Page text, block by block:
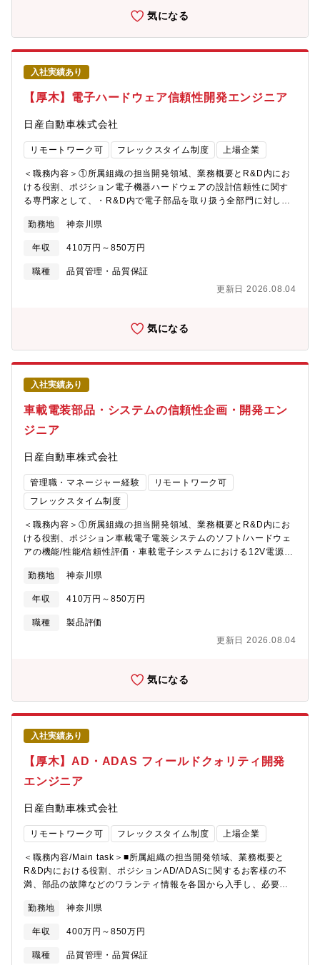
ソフトウェアの割合が年々増えています。車に搭載される全ての
電子システム技術を取りまとめ、車の品質や開発工程の質をより
良くすることをミッションとしています。②具体的な担当業務内
容と、自部署内外で期待される役割、ポジション・開発中の新車
プロジェクトをご担当頂き、当該車両の電子電装領域を開発初期
から量産開始まで品質玉成に向けたアクションを実行し、電子電
装開発全体をマネージメント、リードします。・新車プロジェク
トの節目ごとに各電子部品、システムの開発進捗や品質状況を可
視化し、車両開発のプロジェクトチームと連携し、新車開発にお
ける電子電装領域の開発状況の全体把握、進捗管理を行い、プロ
ジェクトを推進します。・PMOとして社内外の関係者(約
100~150名程度)と課題やタスクを洗い出し、解決に向けて関係者
とプロアクティブに関わり、課題の解決促進をリードします。
【アピールポイント（職務の魅力） 】各電子部品・システムの開
発チーム、車両のプロジェクトマネジメントチーム、生産部門や
り、お客様に求められる高品質な製品づくりを推進する活気ある
計や実験への異動も可能であり、幅広い分野でキャリアを築きた
い方だけでなく、技術者として専門性を深めたい方にとっても、
例：例）製造業向けプロジェクトでのプロジェクトマネジメント
気になる
入社実績あり
【厚木】電子ハードウェア信頼性開発エンジニア
日産自動車株式会社
リモートワーク可 フレックスタイム制度 上場企業
＜職務内容＞①所属組織の担当開発領域、業務概要とR&D内にお
ける役割、ポジション電子機器ハードウェアの設計信頼性に関す
る専門家として、・R&D内で電子部品を取り扱う全部門に対して
合可否判断を行う・次世代電子アーキテクチャへの先端技術導入
提案②具体的な担当業務内容と、自部署内外で期待される役割、
ポジション・電子信頼性に関する設計基準及びサプライヤ要求仕
様の策定・電子機器の電子回路及び実装構造審査・電子機器サプ
ション適合判定・先端電子技術のロードマップの策定と適用戦略
ど③職場環境・働き方（メンバー構成や職場の雰囲気、特徴）5人
～10人程度のチームで課長や課長代理の下、数名の同僚や部下と
チームを構成しています。個々人の単独プレーではなく、同じ目
標に向けて一体感をもって業務を遂行し、個人としても、チーム
としても向上出来る風土を目指しています。異なる文化や意見を
受け入れながら、積極的にコミュニケーションをとりながら業務
を遂行します。＜アピールポイント（職務の魅力）＞①職務を通
して得られる自己の成長、獲得できるスキル、やりがい電子要素
技術に関する専門性を軸にシステムから車両階層までの幅広い信
交流も多く、社外講演や特許出願の機会も得ることができます。
また、ご自身の技術力で具現化したハードウェアを搭載した最終
商品にも直接触れることができます。②将来的に目指せるキャリ
ア、ポジション・電子信頼性開発領域のエキスパート職長・電子
電装アーキテクチャ開発マネージャー・海外の日産開発拠点での
業務経験
勤務地 神奈川県
年収 410万円～850万円
職種
品質管理・品質保証
更新日 2026.08.04
気になる
入社実績あり
車載電装部品・システムの信頼性企画・開発エン
ジニア
日産自動車株式会社
管理職・マネージャー経験
リモートワーク可
フレックスタイム制度
＜職務内容＞①所属組織の担当開発領域、業務概要とR&D内にお
ける役割、ポジション車載電子電装システムのソフト/ハードウェ
アの機能/性能/信頼性評価・車載電子システムにおける12V電源シ
キテクチャ関連電子部品の開発及び評価手法・環境構築・メカト
ロシステムにおける関連電子部品開発 ・超音波や静電容量方式
を用いたセンシングシステムの性能開発実験・EV/e-Powerパワー
トレインにおけるEMC先行技術開発、及び車両適合実験②具体的
実車のみならず、模擬車両や台上ベンチ、バーチャル環境を活用
各コンポーネント達成レベルのアセスメント・実車事前品確・対
策推進③職場環境・働き方（メンバー構成や職場の雰囲気、特
徴）5人～10人程度のチームで課長や課長代理の下、数名の同僚や
部下とチームを構成しています。個々人の単独プレーではなく、
同じ目標に向けて一体感をもって業務を遂行し、個人としても、
チームとしても向上出来る風土を目指しています。異なる文化や
意見を受け入れながら、積極的にコミュニケーションをとりなが
ら業務を遂行します。＜アピールポイント（職務の魅力）＞①職
務を通して得られる自己の成長、獲得できるスキル、やりがい自
たどり、それらの電子システムを支える基盤技術である新たな通
信技術や協調制御、12V電源マネージメントに対するシステム/コ
ンポ設計および信頼性保証は更に重要性が高まっていく領域で
き、技術および製品としての取扱領域が広く、部品開発に終わら
ず、次世代の車両を支える電子技術およびシステムに関わること
ができる部署です。また、自己のスキル、経験を活かし、自ら主
体的に業務を進めて行くことができる仕事環境です。②将来的に
として開発するエンジニア車両電子システムの開発・品質を管理
での業務経験
勤務地 神奈川県
年収 410万円～850万円
職種
製品評価
更新日 2026.08.04
気になる
入社実績あり
【厚木】AD・ADAS フィールドクォリティ開発
エンジニア
日産自動車株式会社
リモートワーク可 フレックスタイム制度 上場企業
＜職務内容/Main task＞■所属組織の担当開発領域、業務概要と
R&D内における役割、ポジションAD/ADASに関するお客様の不
満、部品の故障などのワランティ情報を各国から入手し、必要に
テムの改善）につなげます。■具体的な業務内容と自部署内外で期
待される役割、ポジション ・AD/ADASに関するお客様の不満、
部品の故障などのワランティ情報を各国（グローバル品質保証部
門等）から入手 ・そのワランティ情報を、蓄積された車両デー
勤務地 神奈川県
年収 400万円～850万円
職種 品質管理・品質保証